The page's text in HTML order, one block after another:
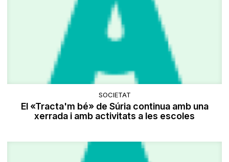
SOCIETAT
El «Tracta'm bé» de Súria continua amb una
xerrada i amb activitats a les escoles